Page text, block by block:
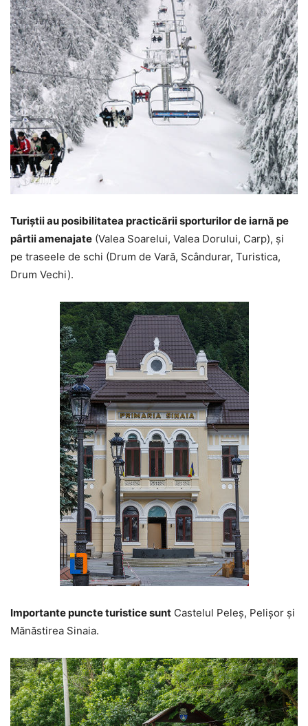
Turiştii au posibilitatea practicării sporturilor de iarnă pe
pârtii amenajate (Valea Soarelui, Valea Dorului, Carp), şi
pe traseele de schi (Drum de Vară, Scândurar, Turistica,
Drum Vechi).
Importante puncte turistice sunt Castelul Peleş, Pelișor şi
Mănăstirea Sinaia.